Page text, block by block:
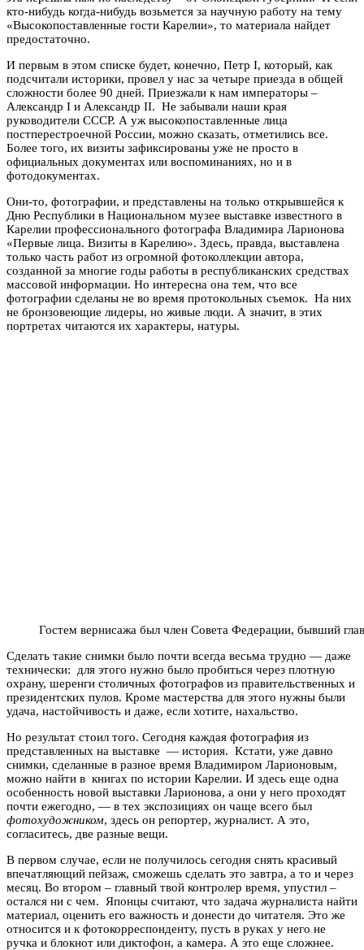
кто-нибудь когда-нибудь возьмется за научную работу на тему
«Высокопоставленные гости Карелии», то материала найдет
предостаточно.
И первым в этом списке будет, конечно, Петр I, который, как
подсчитали историки, провел у нас за четыре приезда в общей
сложности более 90 дней. Приезжали к нам императоры –
Александр I и Александр II. Не забывали наши края
руководители СССР. А уж высокопоставленные лица
постперестроечной России, можно сказать, отметились все.
Более того, их визиты зафиксированы уже не просто в
официальных документах или воспоминаниях, но и в
фотодокументах.
Они-то, фотографии, и представлены на только открывшейся к
Дню Республики в Национальном музее выставке известного в
Карелии профессионального фотографа Владимира Ларионова
«Первые лица. Визиты в Карелию». Здесь, правда, выставлена
только часть работ из огромной фотоколлекции автора,
созданной за многие годы работы в республиканских средствах
массовой информации. Но интересна она тем, что все
фотографии сделаны не во время протокольных съемок. На них
не бронзовеющие лидеры, но живые люди. А значит, в этих
портретах читаются их характеры, натуры.
Гостем вернисажа был член Совета Федерации, бывший
Сделать такие снимки было почти всегда весьма трудно — даже
технически: для этого нужно было пробиться через плотную
охрану, шеренги столичных фотографов из правительственных и
президентских пулов. Кроме мастерства для этого нужны были
удача, настойчивость и даже, если хотите, нахальство.
Но результат стоил того. Сегодня каждая фотография из
представленных на выставке — история. Кстати, уже давно
снимки, сделанные в разное время Владимиром Ларионовым,
можно найти в книгах по истории Карелии. И здесь еще одна
особенность новой выставки Ларионова, а они у него проходят
почти ежегодно, — в тех экспозициях он чаще всего был
фотохудожником, здесь он репортер, журналист. А это,
согласитесь, две разные вещи.
В первом случае, если не получилось сегодня снять красивый
впечатляющий пейзаж, сможешь сделать это завтра, а то и через
месяц. Во втором – главный твой контролер время, упустил –
остался ни с чем. Японцы считают, что задача журналиста найти
материал, оценить его важность и донести до читателя. Это же
относится и к фотокорреспонденту, пусть в руках у него не
ручка и блокнот или диктофон, а камера. А это еще сложнее.